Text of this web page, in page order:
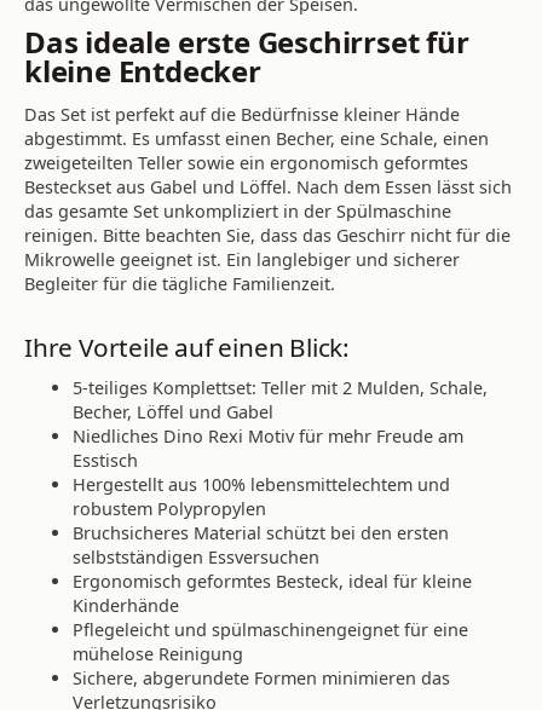
Das ideale erste Geschirrset für
kleine Entdecker
Das Set ist perfekt auf die Bedürfnisse kleiner Hände
abgestimmt. Es umfasst einen Becher, eine Schale, einen
zweigeteilten Teller sowie ein ergonomisch geformtes
Besteckset aus Gabel und Löffel. Nach dem Essen lässt sich
das gesamte Set unkompliziert in der Spülmaschine
reinigen. Bitte beachten Sie, dass das Geschirr nicht für die
Mikrowelle geeignet ist. Ein langlebiger und sicherer
Begleiter für die tägliche Familienzeit.
Ihre Vorteile auf einen Blick:
5-teiliges Komplettset: Teller mit 2 Mulden, Schale,
Becher, Löffel und Gabel
Niedliches Dino Rexi Motiv für mehr Freude am
Esstisch
Hergestellt aus 100% lebensmittelechtem und
robustem Polypropylen
Bruchsicheres Material schützt bei den ersten
selbstständigen Essversuchen
Ergonomisch geformtes Besteck, ideal für kleine
Kinderhände
Pflegeleicht und spülmaschinengeignet für eine
mühelose Reinigung
Sichere, abgerundete Formen minimieren das
Verletzungsrisiko